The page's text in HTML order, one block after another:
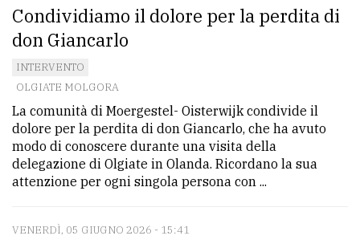
Condividiamo il dolore per la perdita di
don Giancarlo
INTERVENTO
OLGIATE MOLGORA
La comunità di Moergestel- Oisterwijk condivide il
dolore per la perdita di don Giancarlo, che ha avuto
modo di conoscere durante una visita della
delegazione di Olgiate in Olanda. Ricordano la sua
attenzione per ogni singola persona con ...
VENERDÌ, 05 GIUGNO 2026 - 15:41